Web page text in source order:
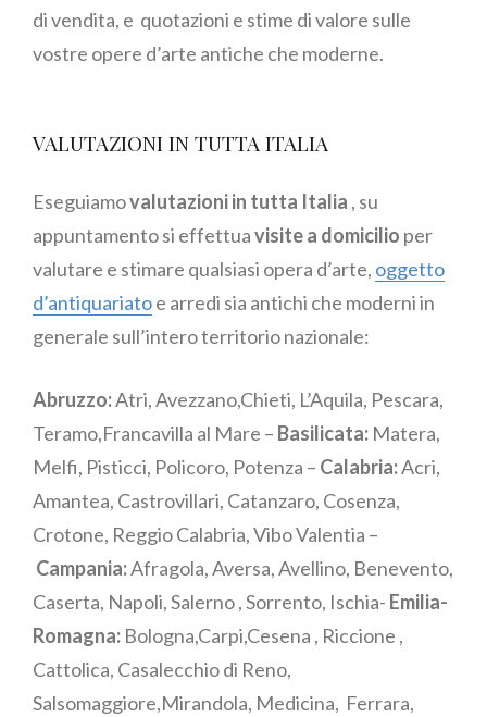
di vendita, e quotazioni e stime di valore sulle
vostre opere d’arte antiche che moderne.
VALUTAZIONI IN TUTTA ITALIA
Eseguiamovalutazioni in tutta Italia , su
appuntamento si effettuavisite a domicilio per
valutare e stimare qualsiasi opera d’arte, oggetto
d’antiquariatoe arredi sia antichi che moderni in
generale sull’intero territorio nazionale:
Abruzzo:Atri, Avezzano,Chieti, L’Aquila, Pescara,
Teramo,Francavilla al Mare – Basilicata: Matera,
Melfi, Pisticci, Policoro, Potenza – Calabria:Acri,
Amantea, Castrovillari, Catanzaro, Cosenza,
Crotone, Reggio Calabria, Vibo Valentia –
Campania:Afragola, Aversa, Avellino, Benevento,
Caserta, Napoli, Salerno , Sorrento, Ischia- Emilia-
Romagna: Bologna,Carpi,Cesena , Riccione ,
Cattolica, Casalecchio di Reno,
Salsomaggiore,Mirandola, Medicina, Ferrara,